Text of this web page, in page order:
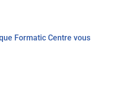
Formatic Centre vous